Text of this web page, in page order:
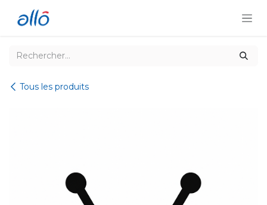
Tous les produits